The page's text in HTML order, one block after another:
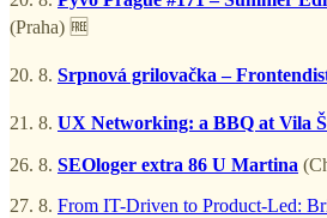
(Praha) 🆓
20. 8. Srpnová grilovačka –
21. 8. UX Networking: a BBQ at Vila
26. 8. SEOloger extra 86 U Martina
27. 8. From IT-Driven to Product-Led: